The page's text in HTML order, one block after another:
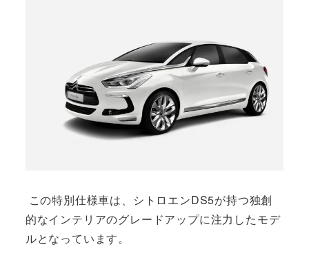
この特別仕様車は、シトロエンDS5が持つ独創
的なインテリアのグレードアップに注力したモデ
ルとなっています。